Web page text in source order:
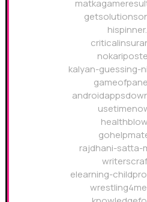
kalyan-guessing-
rajdhani-satta-
elearning-